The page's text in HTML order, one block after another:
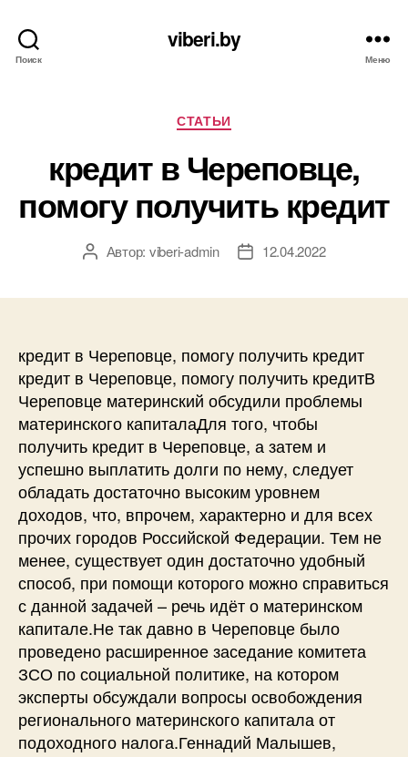
Поиск
viberi.by
Меню
Рубрики
СТАТЬИ
кредит в Череповце,
помогу получить кредит
АвторАвтор: viberi-admin
Дата12.04.2022
кредит в Череповце, помогу получить кредит
кредит в Череповце, помогу получить кредитВ
Череповце материнский обсудили проблемы
материнского капиталаДля того, чтобы
получить кредит в Череповце, а затем и
успешно выплатить долги по нему, следует
обладать достаточно высоким уровнем
доходов, что, впрочем, характерно и для всех
прочих городов Российской Федерации. Тем не
менее, существует один достаточно удобный
способ, при помощи которого можно справиться
с данной задачей – речь идёт о материнском
капитале.Не так давно в Череповце было
проведено расширенное заседание комитета
ЗСО по социальной политике, на котором
эксперты обсуждали вопросы освобождения
регионального материнского капитала от
подоходного налога.Геннадий Малышев,